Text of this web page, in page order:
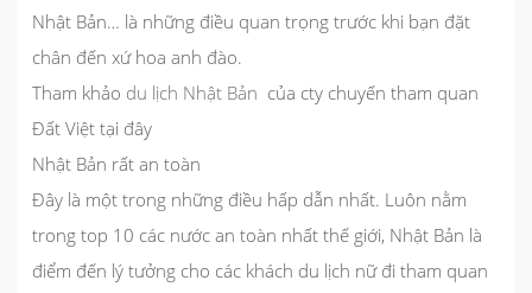
Nhật Bản… là những điều quan trọng trước khi bạn đặt
chân đến xứ hoa anh đào.
Tham khảo du lịch Nhật Bản của cty chuyến tham quan
Đất Việt tại đây
Nhật Bản rất an toàn
Đây là một trong những điều hấp dẫn nhất. Luôn nằm
trong top 10 các nước an toàn nhất thế giới, Nhật Bản là
điểm đến lý tưởng cho các khách du lịch nữ đi tham quan